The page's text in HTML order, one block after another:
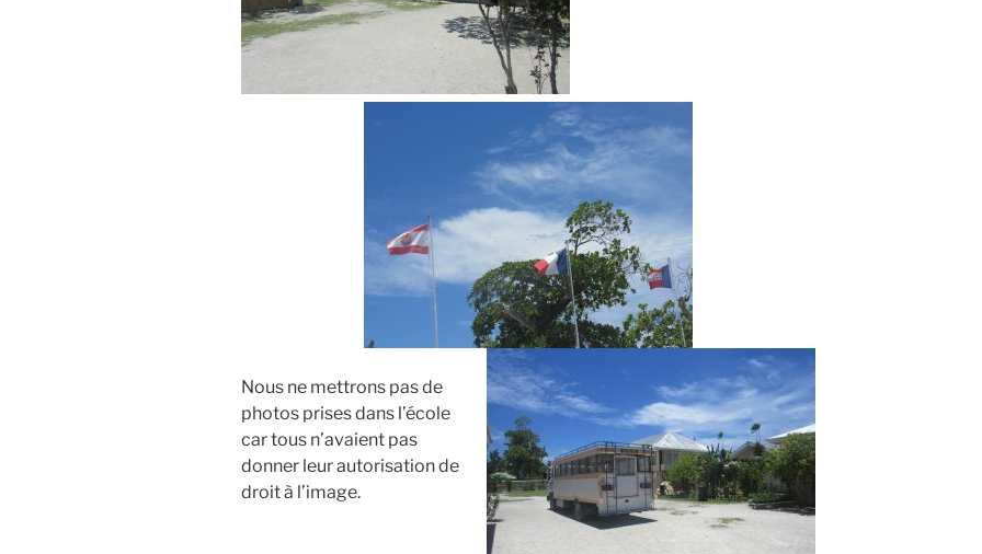
Nous ne mettrons pas de
photos prises dans l’école
car tous n’avaient pas
donner leur autorisation de
droit à l’image.